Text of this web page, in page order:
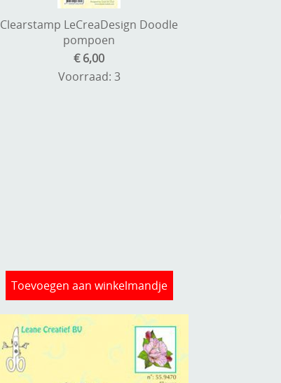
Clearstamp LeCreaDesign Doodle
pompoen
€ 6,00
Voorraad: 3
Toevoegen aan winkelmandje